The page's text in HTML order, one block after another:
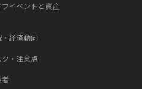
フイベントと資産
・経済動向
ク・注意点
者